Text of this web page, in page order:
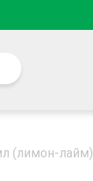
(лимон-лайм)